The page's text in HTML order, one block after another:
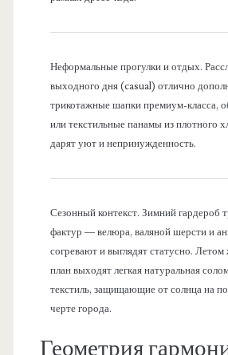
Неформальные прогулки и отдых.
выходного дня (casual) отлично
трикотажные шапки премиум-класса,
или текстильные панамы из плотного
дарят уют и непринужденность.
Сезонный контекст. Зимний гардероб
фактур — велюра, валяной шерсти и
согревают и выглядят статусно.
план выходят легкая натуральная
текстиль, защищающие от солнца на
черте города.
Геометрия